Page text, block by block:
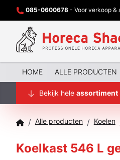
085-0600678 - Voor verkoop &
HOME ALLE PRODUCTEN
Bekijk hele assortiment
/ Alle producten / Koelen
Koelkast 546 L